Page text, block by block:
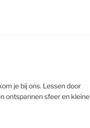
je bij ons. Lessen door
ontspannen sfeer en kleine